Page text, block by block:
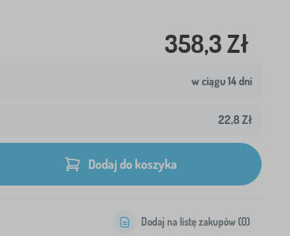
358,3 Zł
w ciągu 14 dni
22,8 Zł
Dodaj do koszyka
Dodaj na listę zakupów (0)